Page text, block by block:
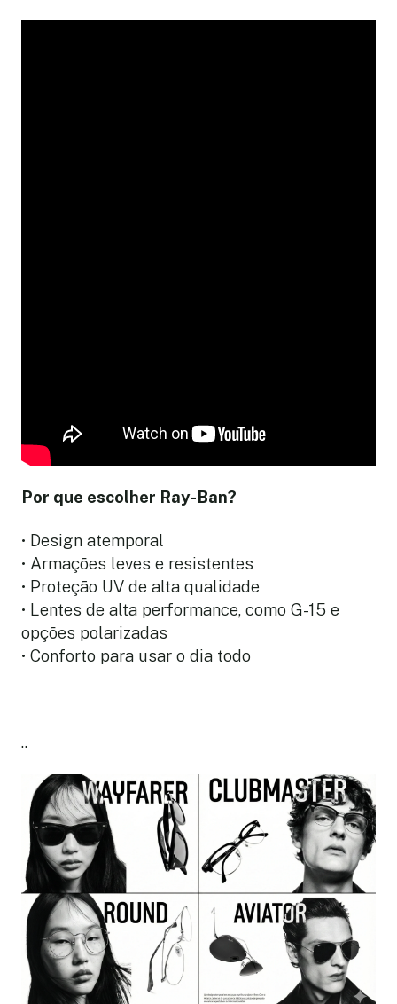
Por que escolher Ray-Ban?
• Design atemporal
• Armações leves e resistentes
• Proteção UV de alta qualidade
• Lentes de alta performance, como G-15 e
opções polarizadas
• Conforto para usar o dia todo
..